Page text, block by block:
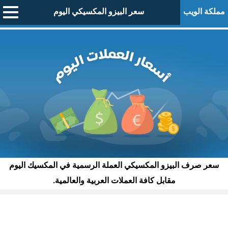
مملكة الويب سعر البيزو المكسيكي اليوم
سعر صرف البيزو المكسيكي العملة الرسمية في المكسيك اليوم
مقابل كافة العملات العربية والعالمية.